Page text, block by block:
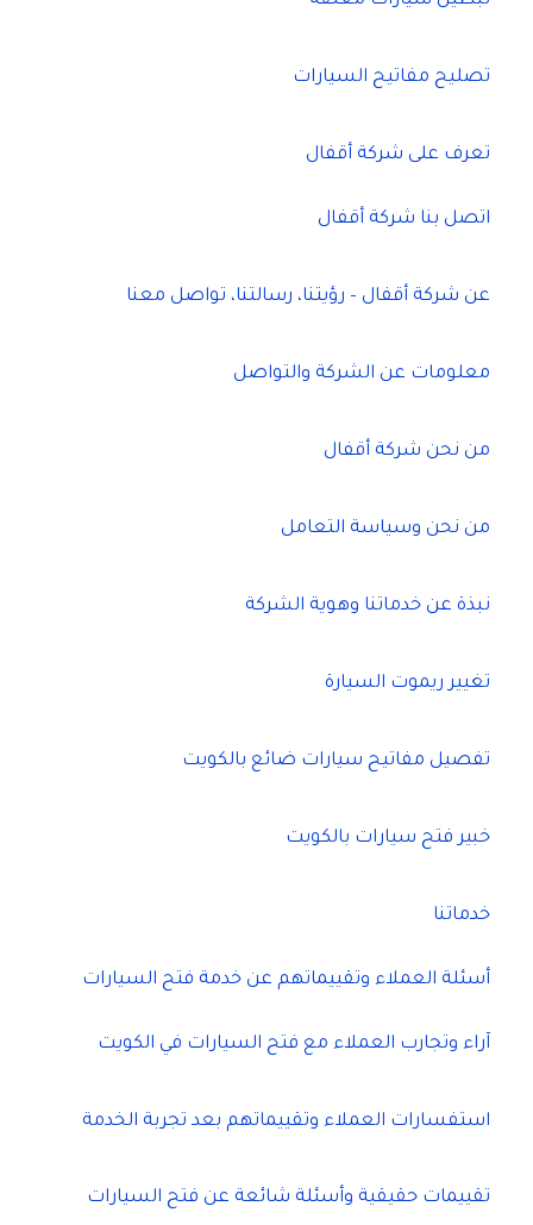
تصليح مفاتيح السيارات
تعرف على شركة أقفال
اتصل بنا شركة أقفال
عن شركة أقفال – رؤيتنا، رسالتنا، تواصل معنا
معلومات عن الشركة والتواصل
من نحن شركة أقفال
من نحن وسياسة التعامل
نبذة عن خدماتنا وهوية الشركة
تغيير ريموت السيارة
تفصيل مفاتيح سيارات ضائع بالكويت
خبير فتح سيارات بالكويت
خدماتنا
أسئلة العملاء وتقييماتهم عن خدمة فتح السيارات
آراء وتجارب العملاء مع فتح السيارات في الكويت
استفسارات العملاء وتقييماتهم بعد تجربة الخدمة
تقييمات حقيقية وأسئلة شائعة عن فتح السيارات